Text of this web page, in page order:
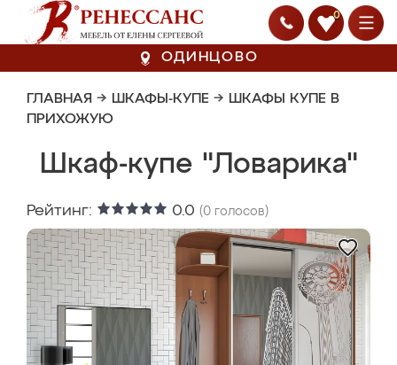
0
ОДИНЦОВО
ГЛАВНАЯ → ШКАФЫ-КУПЕ → ШКАФЫ КУПЕ В
ПРИХОЖУЮ
Шкаф-купе "Ловарика"
Рейтинг: 0.0 (0 голосов)